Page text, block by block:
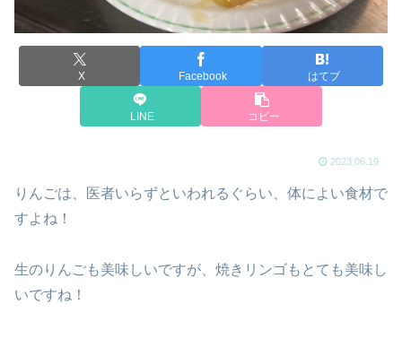
X Facebook はてブ
LINE コピー
2023.06.19
りんごは、医者いらずといわれるぐらい、体によい食材で
すよね！
生のりんごも美味しいですが、焼きリンゴもとても美味し
いですね！